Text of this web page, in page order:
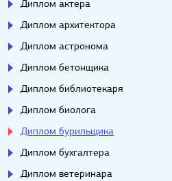
Диплом актера
Диплом архитектора
Диплом астронома
Диплом бетонщика
Диплом библиотекаря
Диплом биолога
Диплом бурильщика
Диплом бухгалтера
Диплом ветеринара